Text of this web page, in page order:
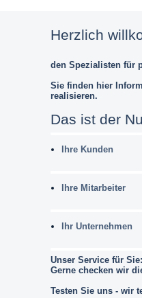
Herzlich
den Spezialisten für
Sie finden hier
realisieren.
Das ist der
Ihre Kunden
Ihre Mitarbeiter
Ihr Unternehmen
Unser Service für Sie:
Gerne checken wir
Testen Sie uns - wir